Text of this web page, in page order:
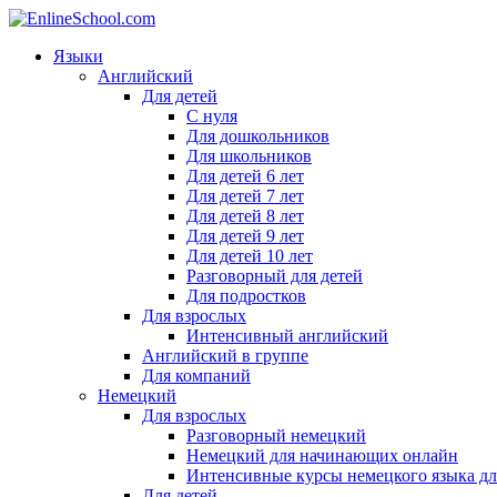
Языки
Английский
Для детей
С нуля
Для дошкольников
Для школьников
Для детей 6 лет
Для детей 7 лет
Для детей 8 лет
Для детей 9 лет
Для детей 10 лет
Разговорный для детей
Для подростков
Для взрослых
Интенсивный английский
Английский в группе
Для компаний
Немецкий
Для взрослых
Разговорный немецкий
Немецкий для начинающих онлайн
Интенсивные курсы немецкого языка